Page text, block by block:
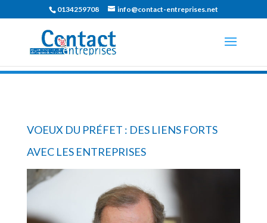
0134259708 info@contact-entreprises.net
VOEUX DU PRÉFET : DES LIENS FORTS
AVEC LES ENTREPRISES